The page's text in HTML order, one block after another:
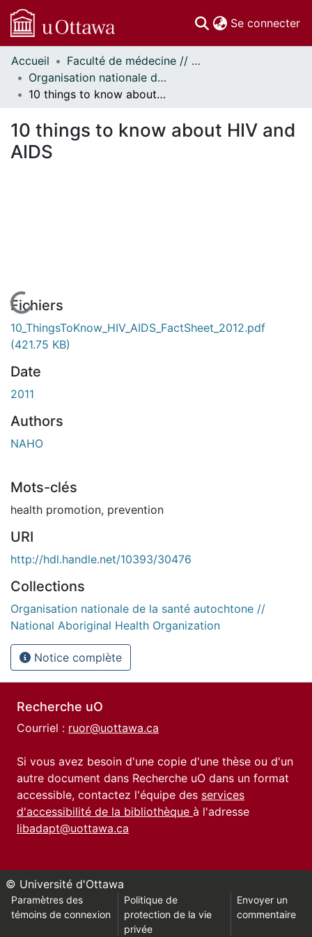
Se connecter
Communautés
et collections
Parcourir
À propos
Accueil
Faculté de médecine // Faculty of Medicine
Organisation nationale de la santé autochtone // National Aboriginal Health Organization
10 things to know about HIV and AIDS
10 things to know about HIV and
AIDS
En cours de chargement...
Fichiers
10_ThingsToKnow_HIV_AIDS_FactSheet_2012.pdf
(421.75 KB)
Date
2011
Authors
NAHO
Mots-clés
health promotion, prevention
URI
http://hdl.handle.net/10393/30476
Collections
Organisation nationale de la santé autochtone //
National Aboriginal Health Organization
Notice complète
Recherche uO
Courriel : ruor@uottawa.ca
Si vous avez besoin d'une copie d'une thèse ou d'un
autre document dans Recherche uO dans un format
accessible, contactez l'équipe des services
d'accessibilité de la bibliothèque à l'adresse
libadapt@uottawa.ca
© Université d'Ottawa
Paramètres des
témoins de connexion
Politique de
protection de la vie
privée
Envoyer un
commentaire